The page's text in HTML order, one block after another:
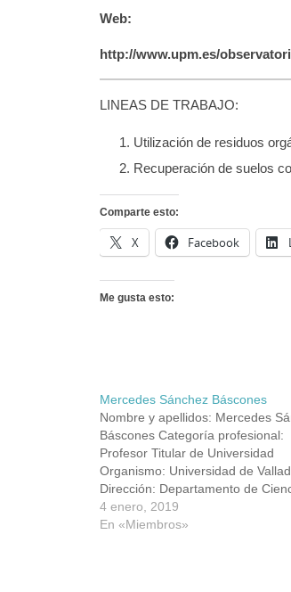
Web:
http://www.upm.es/
LINEAS DE TRABAJO:
Utilización de residuos
Recuperación de suelos
Comparte esto:
X Facebook
Me gusta esto:
Mercedes Sánchez Báscones
Nombre y apellidos: Mercedes
Báscones Categoría profesional:
Profesor Titular de Universidad
Organismo: Universidad de
Dirección: Departamento de
Agroforestales, Avda. de Madrid
34004, Palencia Teléfono: 979
4 enero, 2019
En «Miembros»